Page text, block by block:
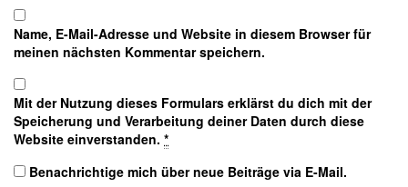
Name, E-Mail-Adresse und Website in diesem Browser für
meinen nächsten Kommentar speichern.
Mit der Nutzung dieses Formulars erklärst du dich mit der
Speicherung und Verarbeitung deiner Daten durch diese
Website einverstanden. *
Benachrichtige mich über neue Beiträge via E-Mail.